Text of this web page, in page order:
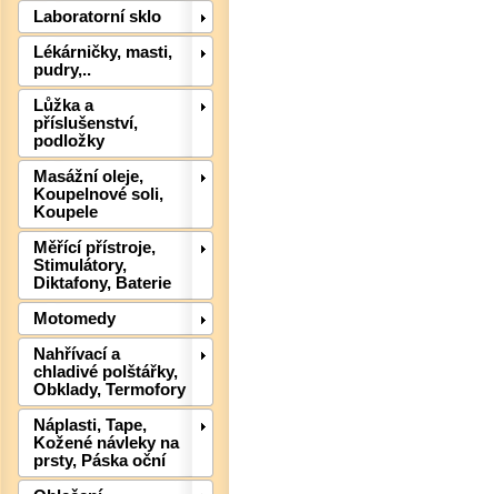
Laboratorní sklo
Lékárničky, masti,
pudry,..
Lůžka a
příslušenství,
podložky
Masážní oleje,
Koupelnové soli,
Koupele
Měřící přístroje,
Stimulátory,
Diktafony, Baterie
Motomedy
Nahřívací a
chladivé polštářky,
Obklady, Termofory
Náplasti, Tape,
Kožené návleky na
prsty, Páska oční